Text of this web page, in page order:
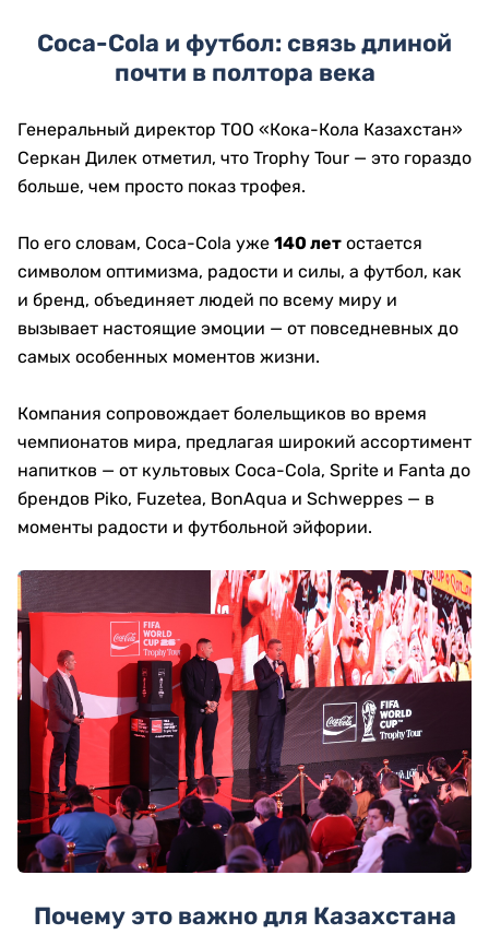
Coca-Cola и футбол: связь длиной
почти в полтора века
Генеральный директор ТОО «Кока-Кола Казахстан»
Серкан Дилек отметил, что Trophy Tour — это гораздо
больше, чем просто показ трофея.
По его словам, Coca-Cola уже 140 лет остается
символом оптимизма, радости и силы, а футбол, как
и бренд, объединяет людей по всему миру и
вызывает настоящие эмоции — от повседневных до
самых особенных моментов жизни.
Компания сопровождает болельщиков во время
чемпионатов мира, предлагая широкий ассортимент
напитков — от культовых Coca-Cola, Sprite и Fanta до
брендов Piko, Fuzetea, BonAqua и Schweppes — в
моменты радости и футбольной эйфории.
Почему это важно для Казахстана